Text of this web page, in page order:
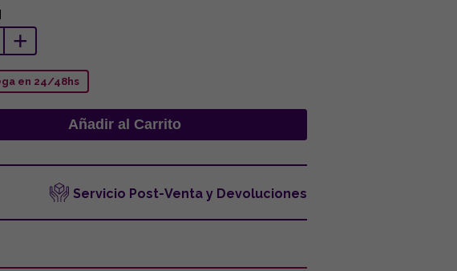
+
en 24/48hs
Servicio Post-Venta y Devoluciones